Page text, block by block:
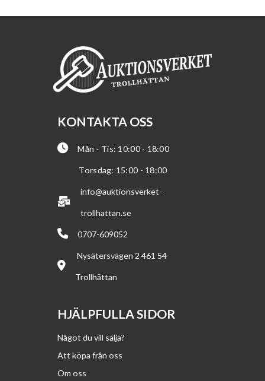
KONTAKTA OSS
Mån - Tis: 10:00 - 18:00
Torsdag: 15:00 - 18:00
info@auktionsverket-
trollhattan.se
0707-609052
Nysätersvägen 2 461 54
Trollhättan
HJÄLPFULLA SIDOR
Något du vill sälja?
Att köpa från oss
Om oss